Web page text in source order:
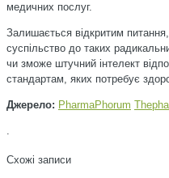
медичних послуг.
Залишається відкритим
суспільство до таких
чи зможе штучний інтелект
стандартам, яких потребує
Джерело: PharmaPhorum
.
Схожі записи